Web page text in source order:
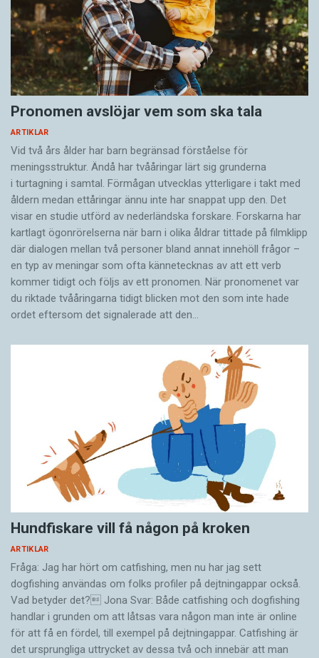
Pronomen avslöjar vem som ska tala
ARTIKLAR
Vid två års ålder har barn begränsad förståelse för
meningsstruktur. Ändå har tvååringar lärt sig grunderna
i turtagning i samtal. Förmågan utvecklas ytterligare i takt med
åldern medan ettåringar ännu inte har snappat upp den. Det
visar en studie utförd av nederländska forskare. Forskarna har
kartlagt ögonrörelserna när barn i olika åldrar tittade på filmklipp
där dialogen mellan två personer bland annat innehöll frågor –
en typ av meningar som ofta kännetecknas av att ett verb
kommer tidigt och följs av ett pronomen. När pronomenet var
du riktade tvååringarna tidigt blicken mot den som inte hade
ordet eftersom det ­signalerade att den…
Hundfiskare vill få någon på kroken
ARTIKLAR
Fråga: Jag har hört om catfishing, men nu har jag sett
dogfishing användas om folks profiler på dejtningappar också.
Vad betyder det? Jona Svar: Både catfishing och dogfishing
handlar i grunden om att låtsas vara någon man inte är online
för att få en fördel, till exempel på dejtningappar. Catfishing är
det ursprungliga uttrycket av dessa två och innebär att man